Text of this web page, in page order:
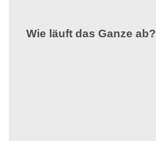
Wie läuft das Ganze ab?